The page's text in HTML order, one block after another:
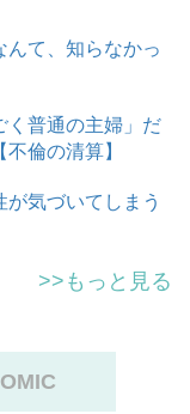
んて、知らなかっ
普通の主婦」だ
倫の清算】
気づいてしまう
>>もっと見る